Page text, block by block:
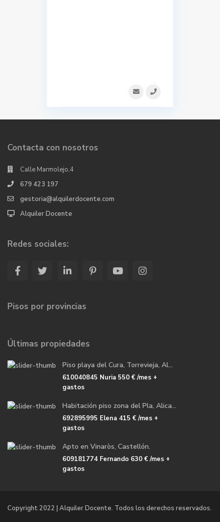
Contacta con nosotros
Calle Marmolejo,4
679 423 197
gestoria@alquilerdocente.com
Alquiler Docente
Redes sociales:
Pisos por provincias
Últimas propiedades
Piso playa del Cura, Torrevieja, Al...
610040845 Nuria 550 €/mes +
gastos
Habitación piso zona del Pla, Alica...
692895995 Elena 415 €/mes +
gastos
Apto en Vinaròs, Castellón.
609181774 Fernando 630 €/mes +
gastos
Copyright 2022 | Alquiler Docente. Todos los derechos reservados.